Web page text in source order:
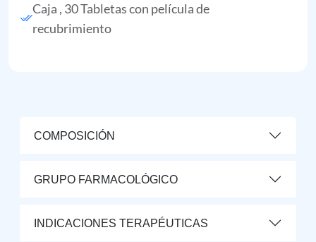
Caja , 30 Tabletas con película de
recubrimiento
COMPOSICIÓN
GRUPO FARMACOLÓGICO
INDICACIONES TERAPÉUTICAS